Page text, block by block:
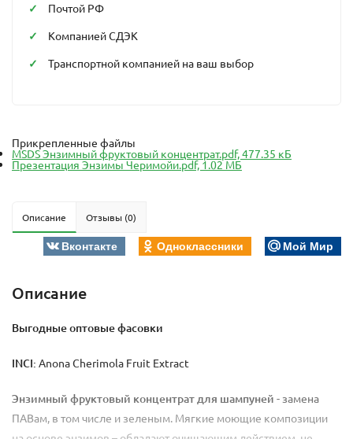
Почтой РФ
Компанией СДЭК
Транспортной компанией на ваш выбор
Прикрепленные файлы
MSDS Энзимный фруктовый концентрат.pdf, 477.35 кБ
Презентация Энзимы Черимойи.pdf, 1.02 МБ
Описание Отзывы (0)
Вконтакте Одноклассники Мой Мир
Описание
Выгодные оптовые фасовки
INCI: Anona Cherimola Fruit Extract
Энзимный фруктовый концентрат для шампуней - замена
ПАВам, в том числе и зеленым. Мягкие моющие композиции